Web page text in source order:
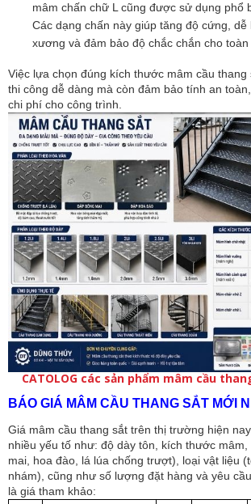
mâm chấn chữ L cũng được sử dụng phổ
Các dạng chấn này giúp tăng độ cứng,
xương và đảm bảo độ chắc chắn cho
Việc lựa chọn đúng kích thước mâm cầu thang
thi công dễ dàng mà còn đảm bảo tính an
chi phí cho công trình.
CATOLOG các sản phẩm mâm cầu
BÁO GIÁ MÂM CẦU THANG SẮT MỚI
Giá mâm cầu thang sắt trên thị trường hiện
nhiều yếu tố như: độ dày tôn, kích thước mâm,
mai, hoa đào, lá lúa chống trượt), loại vật liệu
nhám), cũng như số lượng đặt hàng và yêu
là giá tham khảo: